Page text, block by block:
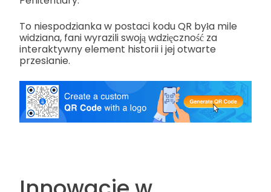
To niespodzianka w postaci kodu QR była mile
widziana, fani wyrazili swoją wdzięczność za
interaktywny element historii i jej otwarte
przesłanie.